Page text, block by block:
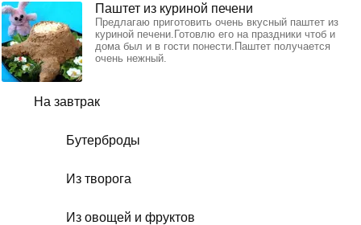
На завтрак
Бутерброды
Из творога
Из овощей и фруктов
Паштет из куриной печени
Предлагаю приготовить очень вкусный паштет из
куриной печени.Готовлю его на праздники чтоб и
дома был и в гости понести.Паштет получается
очень нежный.